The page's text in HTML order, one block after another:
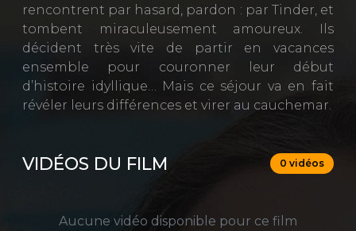
rencontrent par hasard, pardon : par Tinder, et
tombent miraculeusement amoureux. Ils
décident très vite de partir en vacances
ensemble pour couronner leur début
d’histoire idyllique… Mais ce séjour va en fait
révéler leurs différences et virer au cauchemar.
VIDÉOS DU FILM 0 vidéos
Aucune vidéo disponible pour ce film